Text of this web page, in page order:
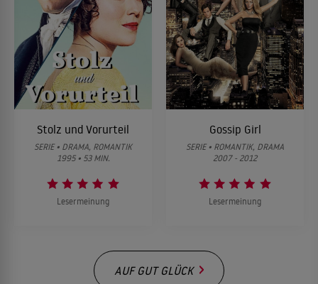
Stolz und Vorurteil
SERIE • DRAMA, ROMANTIK
1995 • 53 MIN.
Lesermeinung
Gossip Girl
SERIE • ROMANTIK, DRAMA
2007 - 2012
Lesermeinung
AUF GUT GLÜCK